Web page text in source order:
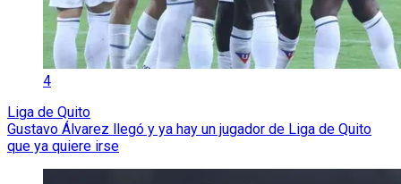
4
Liga de Quito
Gustavo Álvarez llegó y ya hay un jugador de Liga de Quito
que ya quiere irse